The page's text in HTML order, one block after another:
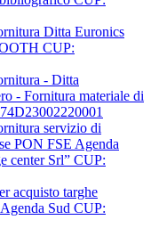
Ditta Euronics
CUP:
- Ditta
- Fornitura materiale di
servizio di
PON FSE Agenda
center Srl” CUP:
acquisto targhe
Sud CUP: